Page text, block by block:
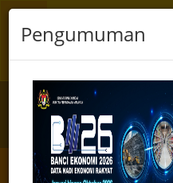
☰
SarawakPass Login
Laman Web Rasmi Majlis
Pengumuman